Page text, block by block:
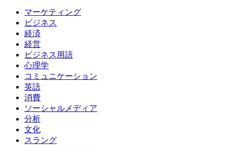
マーケティング
ビジネス
経済
経営
ビジネス用語
心理学
コミュニケーション
英語
消費
ソーシャルメディア
分析
文化
スラング